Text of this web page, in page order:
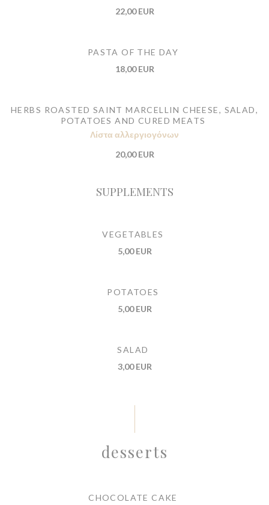
22,00 EUR
PASTA OF THE DAY
18,00 EUR
HERBS ROASTED SAINT MARCELLIN CHEESE, SALAD,
POTATOES AND CURED MEATS
Λίστα αλλεργιογόνων
20,00 EUR
SUPPLEMENTS
VEGETABLES
5,00 EUR
POTATOES
5,00 EUR
SALAD
3,00 EUR
desserts
CHOCOLATE CAKE